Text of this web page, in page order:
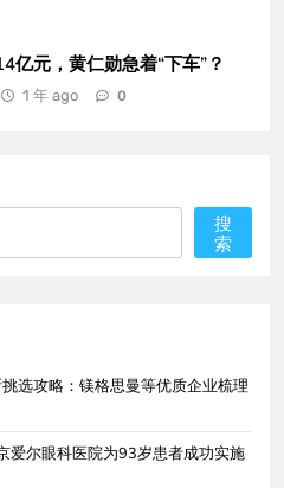
亿元，黄仁勋急着“下车”？
1 年 ago 0
搜
索
选攻略：镁格思曼等优质企业梳理
尔眼科医院为93岁患者成功实施